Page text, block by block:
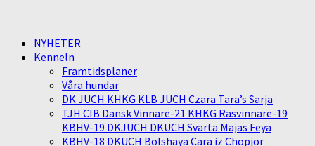
NYHETER
Kenneln
Framtidsplaner
Våra hundar
DK JUCH KHKG KLB JUCH Czara Tara’s Sarja
TJH CIB Dansk Vinnare-21 KHKG Rasvinnare-19
KBHV-19 DKJUCH DKUCH Svarta Majas Feya
KBHV-18 DKUCH Bolshaya Cara iz Chopjor